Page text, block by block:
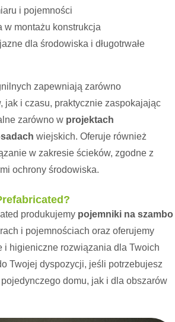
i pojemności
w montażu konstrukcja
dla środowiska i długotrwałe
zapewniają zarówno
jak i czasu, praktycznie zaspokajając
zarówno w projektach
wiejskich. Oferuje również
w zakresie ścieków, zgodne z
ochrony środowiska.
produkujemy pojemniki na szambo
i pojemnościach oraz oferujemy
i higieniczne rozwiązania dla Twoich
Twojej dyspozycji, jeśli potrzebujesz
domu, jak i dla obszarów